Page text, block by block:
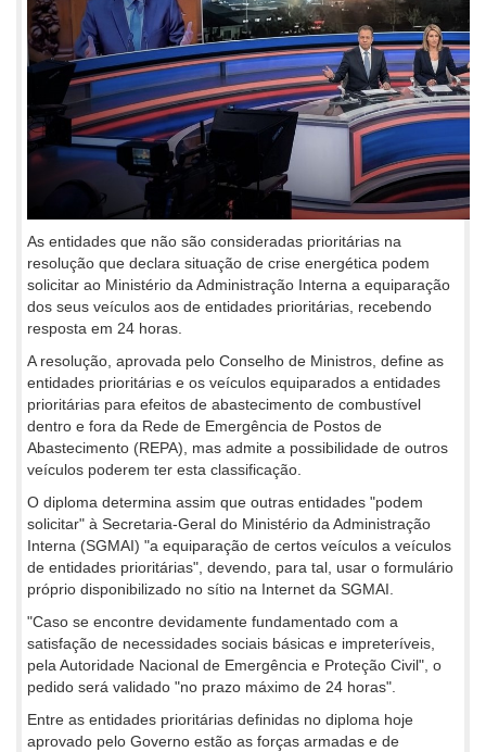
As entidades que não são consideradas prioritárias na
resolução que declara situação de crise energética podem
solicitar ao Ministério da Administração Interna a equiparação
dos seus veículos aos de entidades prioritárias, recebendo
resposta em 24 horas.
A resolução, aprovada pelo Conselho de Ministros, define as
entidades prioritárias e os veículos equiparados a entidades
prioritárias para efeitos de abastecimento de combustível
dentro e fora da Rede de Emergência de Postos de
Abastecimento (REPA), mas admite a possibilidade de outros
veículos poderem ter esta classificação.
O diploma determina assim que outras entidades "podem
solicitar" à Secretaria-Geral do Ministério da Administração
Interna (SGMAI) "a equiparação de certos veículos a veículos
de entidades prioritárias", devendo, para tal, usar o formulário
próprio disponibilizado no sítio na Internet da SGMAI.
"Caso se encontre devidamente fundamentado com a
satisfação de necessidades sociais básicas e impreteríveis,
pela Autoridade Nacional de Emergência e Proteção Civil", o
pedido será validado "no prazo máximo de 24 horas".
Entre as entidades prioritárias definidas no diploma hoje
aprovado pelo Governo estão as forças armadas e de